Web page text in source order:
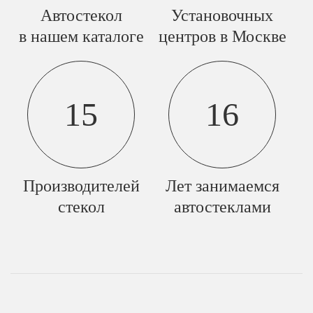
Автостекол
в нашем каталоге
Установочных
центров в Москве
15
Производителей
стекол
16
Лет занимаемся
автостеклами